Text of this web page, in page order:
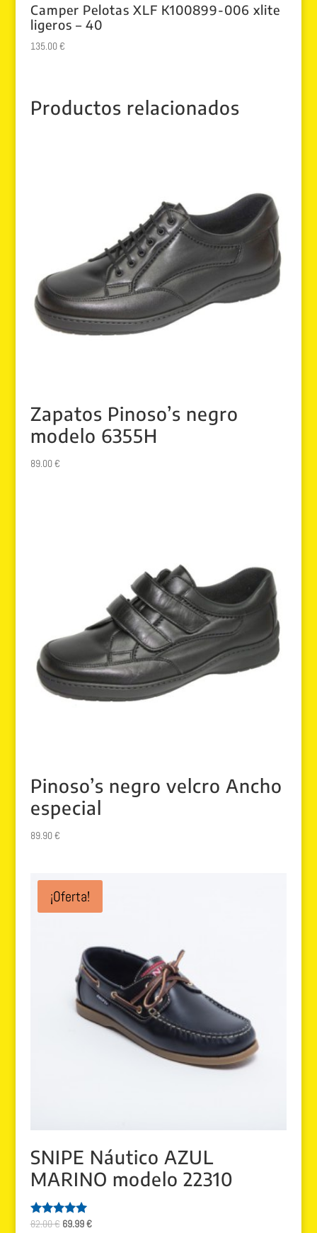
Camper Pelotas XLF K100899-006 xlite
ligeros – 40
135.00€
Productos relacionados
Zapatos Pinoso’s negro
modelo 6355H
89.00€
Pinoso’s negro velcro Ancho
especial
89.90€
¡Oferta!
SNIPE Náutico AZUL
MARINO modelo 22310
Valorado
82.00€ El
69.99€El